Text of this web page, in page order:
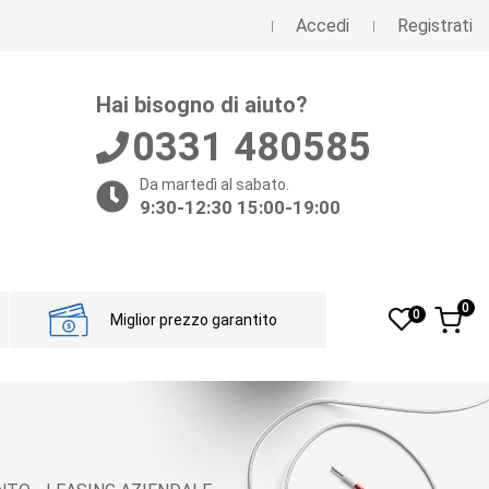
Accedi Registrati
Hai bisogno di aiuto?
0331 480585
Da martedì al sabato.
9:30-12:30 15:00-19:00
Miglior prezzo garantito 0 0